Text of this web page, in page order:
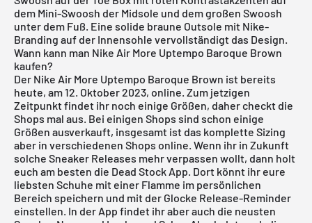
dem Mini-Swoosh der Midsole und dem großen Swoosh
unter dem Fuß. Eine solide braune Outsole mit Nike-
Branding auf der Innensohle vervollständigt das Design.
Wann kann man Nike Air More Uptempo Baroque Brown
kaufen?
Der Nike Air More Uptempo Baroque Brown ist bereits
heute, am 12. Oktober 2023, online. Zum jetzigen
Zeitpunkt findet ihr noch einige Größen, daher checkt die
Shops mal aus. Bei einigen Shops sind schon einige
Größen ausverkauft, insgesamt ist das komplette Sizing
aber in verschiedenen Shops online. Wenn ihr in Zukunft
solche Sneaker Releases mehr verpassen wollt, dann holt
euch am besten die Dead Stock App. Dort könnt ihr eure
liebsten Schuhe mit einer Flamme im persönlichen
Bereich speichern und mit der Glocke Release-Reminder
einstellen. In der App findet ihr aber auch die neusten